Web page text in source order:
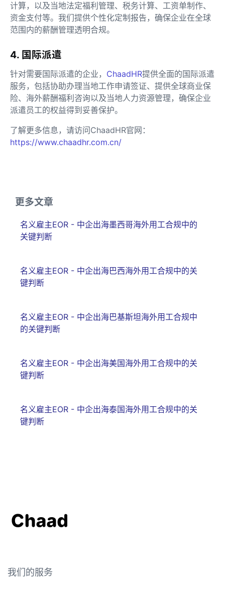
计算，以及当地法定福利管理、税务计算、工资单制作、
资金支付等。我们提供个性化定制报告，确保企业在全球
范围内的薪酬管理透明合规。
4. 国际派遣
针对需要国际派遣的企业， ChaadHR提供全面的国际派遣
服务，包括协助办理当地工作申请签证、提供全球商业保
险、海外薪酬福利咨询以及当地人力资源管理，确保企业
派遣员工的权益得到妥善保护。
了解更多信息，请访问ChaadHR官网：
https://www.chaadhr.com.cn/
更多文章
名义雇主EOR - 中企出海墨西哥海外用工合规中的
关键判断
名义雇主EOR - 中企出海巴西海外用工合规中的关
键判断
名义雇主EOR - 中企出海巴基斯坦海外用工合规中
的关键判断
名义雇主EOR - 中企出海美国海外用工合规中的关
键判断
名义雇主EOR - 中企出海泰国海外用工合规中的关
键判断
我们的服务